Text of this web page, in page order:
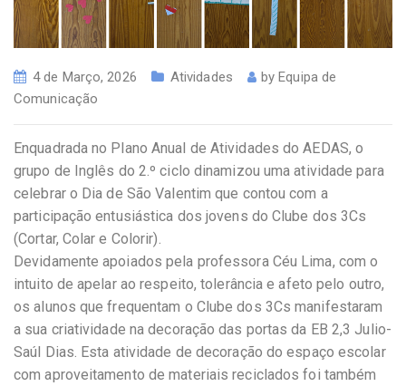
4 de Março, 2026 Atividades byEquipa de
Comunicação
Enquadrada no Plano Anual de Atividades do AEDAS, o
grupo de Inglês do 2.º ciclo dinamizou uma atividade para
celebrar o Dia de São Valentim que contou com a
participação entusiástica dos jovens do Clube dos 3Cs
(Cortar, Colar e Colorir).
Devidamente apoiados pela professora Céu Lima, com o
intuito de apelar ao respeito, tolerância e afeto pelo outro,
os alunos que frequentam o Clube dos 3Cs manifestaram
a sua criatividade na decoração das portas da EB 2,3 Julio-
Saúl Dias. Esta atividade de decoração do espaço escolar
com aproveitamento de materiais reciclados foi também